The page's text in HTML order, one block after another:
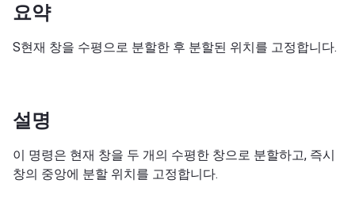
요약
S현재 창을 수평으로 분할한 후 분할된 위치를 고정합니다.
설명
이 명령은 현재 창을 두 개의 수평한 창으로 분할하고, 즉시
창의 중앙에 분할 위치를 고정합니다.